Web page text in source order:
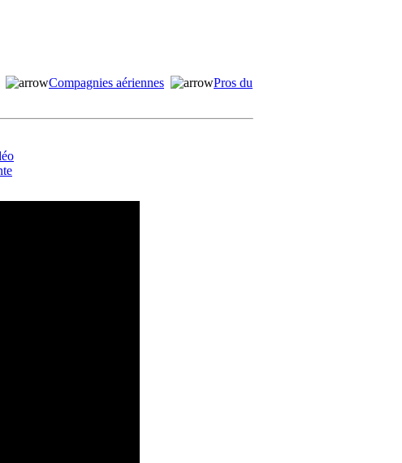
Compagnies aériennes
Pros du